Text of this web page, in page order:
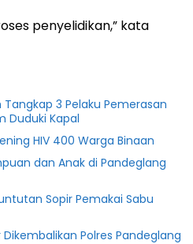
penyelidikan,” kata
3 Pelaku Pemerasan
Duduki Kapal
HIV 400 Warga Binaan
dan Anak di Pandeglang
Sopir Pemakai Sabu
Polres Pandeglang